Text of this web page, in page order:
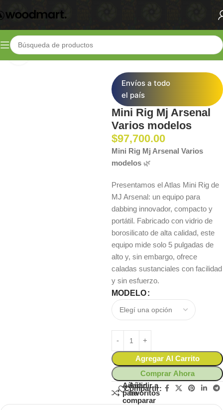
Inicio Shop Parafernalia Bongs y Pipas
360 vista del producto
Envíos a todo
el país
Mini Rig Mj Arsenal
Varios modelos
$97,700.00
Mini Rig Mj Arsenal Varios
modelos 🌿
Presentamos el Atlas Mini Rig de
MJ Arsenal: un equipo para
dabbing innovador, compacto y
portátil. Fabricado con vidrio de
borosilicato de alta calidad, este
equipo mide solo 5 pulgadas de
alto y, sin embargo, ofrece
caladas sustanciales con facilidad
y sin esfuerzo.
MODELO
Agregar Al Carrito
Comprar Ahora
Añadir
para
comparar
Añadir a
favoritos
Compartir: